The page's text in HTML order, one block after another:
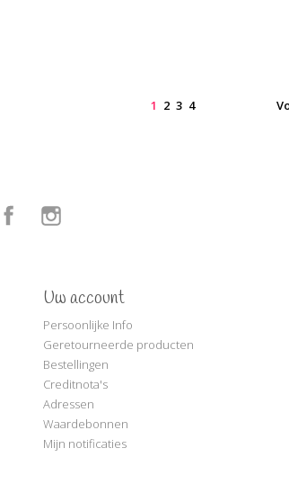
1 2 3 4
Facebook
Uw account
Persoonlijke Info
Geretourneerde producten
Bestellingen
Creditnota's
Adressen
Waardebonnen
Mijn notificaties